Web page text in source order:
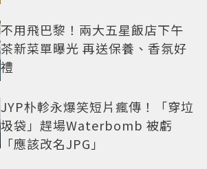
不用飛巴黎！兩大五星飯店下午
茶新菜單曝光 再送保養、香氛好
禮
JYP朴軫永爆笑短片瘋傳！「穿垃
圾袋」趕場Waterbomb 被虧
「應該改名JPG」